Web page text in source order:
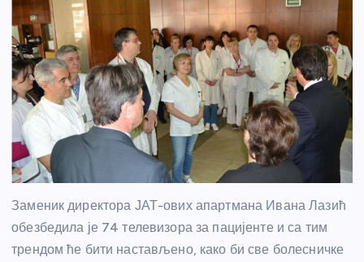
Заменик директора ЈАТ-ових апартмана Ивана Лазић
обезбедила је 74 телевизора за пацијенте и са тим
трендом ће бити настављено, како би све болесничке